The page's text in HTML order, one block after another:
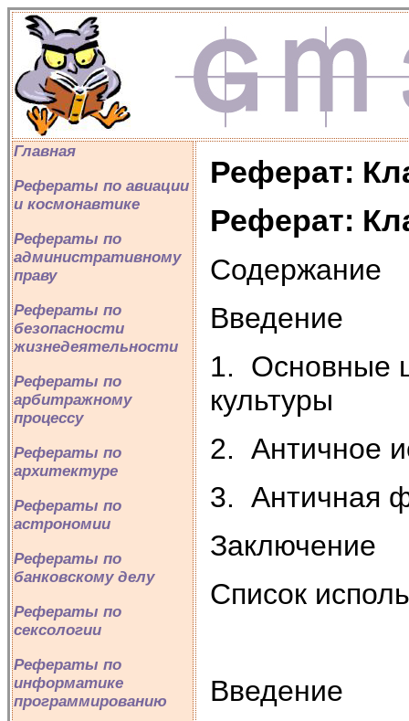
Главная
Рефераты по авиации
и космонавтике
Рефераты по
административному
праву
Рефераты по
безопасности
жизнедеятельности
Рефераты по
арбитражному
процессу
Рефераты по
архитектуре
Рефераты по
астрономии
Рефераты по
банковскому делу
Рефераты по
сексологии
Рефераты по
информатике
программированию
Реферат:
Реферат:
Содержание
Введение
1. Основные
культуры
2. Античное
3. Античная
Заключение
Список
Введение